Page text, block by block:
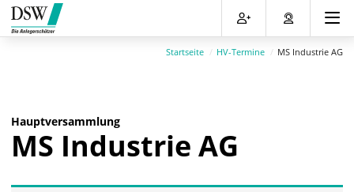
Direkt
zum
Inhalt
Direkt
zum
Hauptmenu
Direkt
zur
Suche
Direkt
zum
Footer
Startseite HV-Termine MS Industrie AG
Hauptversammlung
MS Industrie AG